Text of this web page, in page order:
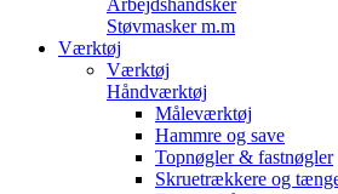
Arbejdshandsker
Støvmasker m.m
Værktøj
Værktøj
Håndværktøj
Måleværktøj
Hammre og save
Topnøgler & fastnøgler
Skruetrækkere og